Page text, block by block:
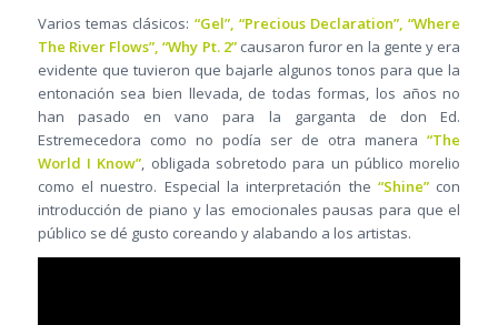
Varios temas clásicos: “Gel”, “Precious Declaration”, “Where
The River Flows”, “Why Pt. 2”causaron furor en la gente y era
evidente que tuvieron que bajarle algunos tonos para que la
entonación sea bien llevada, de todas formas, los años no
han pasado en vano para la garganta de don Ed.
Estremecedora como no podía ser de otra manera“The
World I Know”, obligada sobretodo para un público morelio
como el nuestro. Especial la interpretación the “Shine” con
introducción de piano y las emocionales pausas para que el
público se dé gusto coreando y alabando a los artistas.